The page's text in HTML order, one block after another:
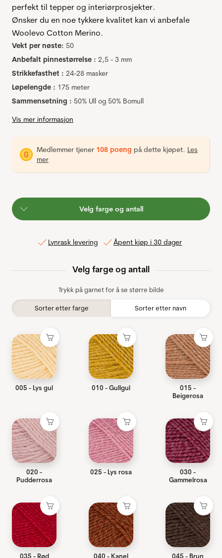
perfekt til tepper og interiørprosjekter.
Ønsker du en noe tykkere kvalitet kan vi anbefale
Woolevo Cotton Merino.
Vekt per nøste: 50
Anbefalt pinnestørrelse : 2,5 - 3 mm
Strikkefasthet : 24-28 masker
Løpelengde : 175 meter
Sammensetning : 50% Ull og 50% Bomull
Vis mer informasjon
Medlemmer tjener 108 poeng på dette kjøpet. Les
mer
Velg farge og antall
Lynrask levering Åpent kjøp i 30 dager
Velg farge og antall
Trykk på garnet for å se større bilde
Sorter etter farge Sorter etter navn
005 - Lys gul 010 - Gullgul
015 -
Beigerosa
020 -
Pudderrosa
025 - Lys rosa
030 -
Gammelrosa
035 - Rød 040 - Kanel 045 - Brun